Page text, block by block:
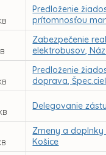
Predloženie
prítomnosťou
Zabezpečenie
elektrobusov,
Predloženie
doprava,
Delegovanie
Zmeny a doplnky
Košice